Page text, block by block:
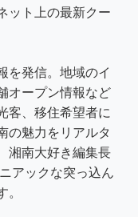
ット上の最新クー
を発信。地域のイ
オープン情報など
客、移住希望者に
の魅力をリアルタ
湘南大好き編集長
アックな突っ込ん
。